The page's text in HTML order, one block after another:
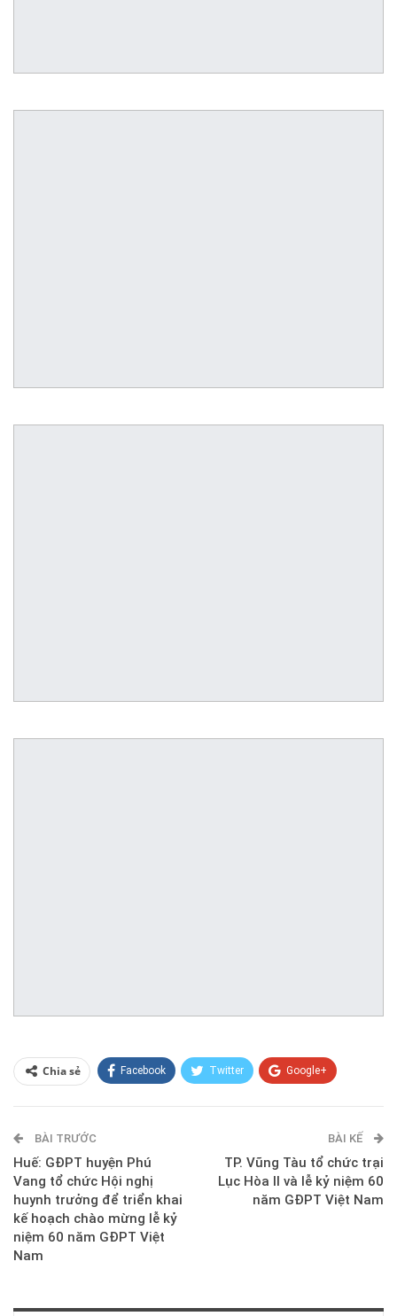
Chia sẻ Facebook Twitter Google+
E-mail
BÀI TRƯỚC
Huế: GĐPT huyện Phú
Vang tổ chức Hội nghị
huynh trưởng để triển khai
kế hoạch chào mừng lễ kỷ
niệm 60 năm GĐPT Việt
Nam
BÀI KẾ
TP. Vũng Tàu tổ chức trại
Lục Hòa II và lễ kỷ niệm 60
năm GĐPT Việt Nam